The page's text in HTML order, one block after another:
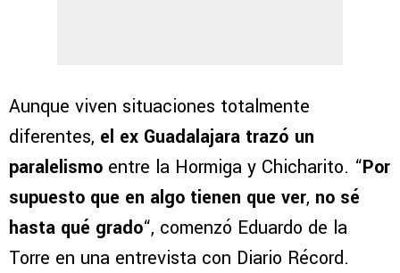
Aunque viven situaciones totalmente
diferentes, el ex Guadalajara trazó un
paralelismo entre la Hormiga y Chicharito. “Por
supuesto que en algo tienen que ver, no sé
hasta qué grado“, comenzó Eduardo de la
Torre en una entrevista con Diario Récord.